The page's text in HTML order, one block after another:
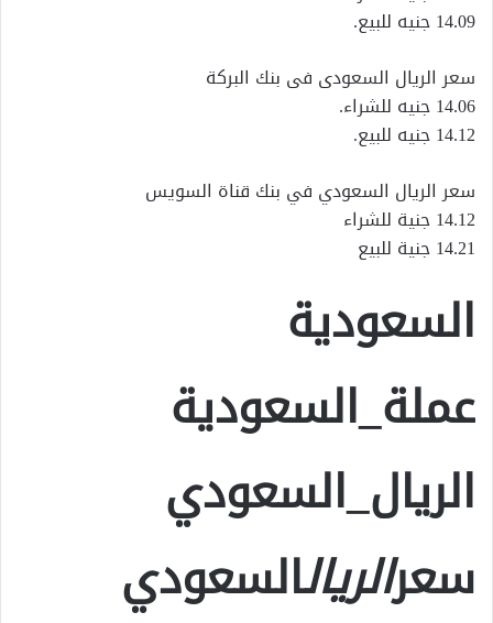
14.09 جنيه للبيع.
سعر الريال السعودى فى بنك البركة
14.06 جنيه للشراء.
14.12 جنيه للبيع.
سعر الريال السعودي في بنك قناة السويس
14.12 جنية للشراء
14.21 جنية للبيع
السعودية
عملة_السعودية
الريال_السعودي
سعرالريالالسعودي